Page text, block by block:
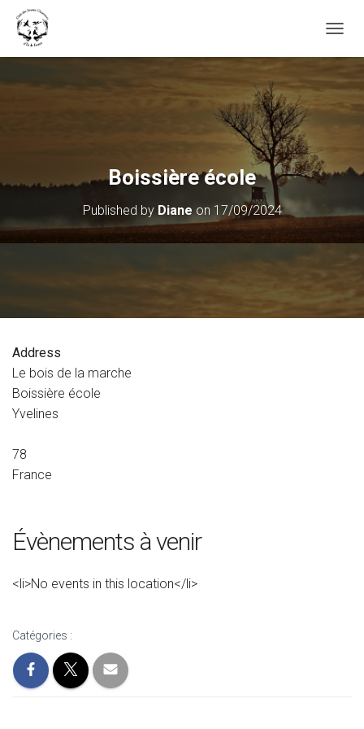
Boissière école
Published by Diane on 17/09/2024
Address
Le bois de la marche
Boissière école
Yvelines
78
France
Évènements à venir
<li>No events in this location</li>
Catégories :